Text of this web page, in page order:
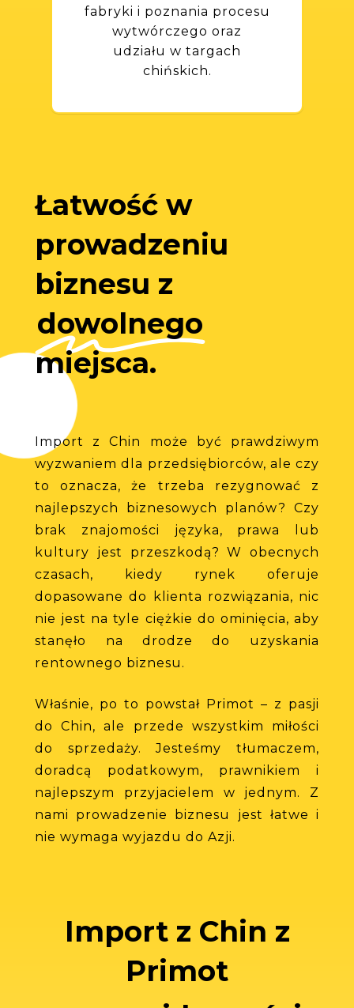
fabryki i poznania procesu
wytwórczego oraz
udziału w targach
chińskich.
Łatwość w
prowadzeniu
biznesu z
dowolnego
miejsca.
Import z Chin może być
prawdziwym
wyzwaniem dla przedsiębiorców, ale czy
to
oznacza, że trzeba rezygnować
z
najlepszych
biznesowych planów?
Czy
brak
znajomości języka, prawa
lub
kultury
jest przeszkodą? W
obecnych
czasach,
kiedy rynek
oferuje
dopasowane do klienta rozwiązania, nic
nie jest na tyle ciężkie do ominięcia, aby
stanęło
na drodze do
uzyskania
rentownego biznesu.
Właśnie, po to powstał Primot – z pasji
do
Chin, ale przede wszystkim
miłości
do
sprzedaży. Jesteśmy
tłumaczem,
doradcą
podatkowym, prawnikiem
i
najlepszym
przyjacielem w jednym.
Z
nami
prowadzenie biznesu jest łatwe i
nie wymaga wyjazdu do Azji.
Import z Chin z
Primot